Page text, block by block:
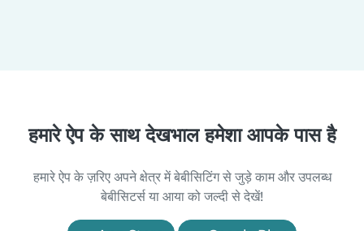
हमारे ऐप के साथ देखभाल हमेशा आपके पास है
हमारे ऐप के ज़रिए अपने क्षेत्र में बेबीसिटिंग से जुड़े काम और उपलब्ध
बेबीसिटर्स या आया को जल्दी से देखें!